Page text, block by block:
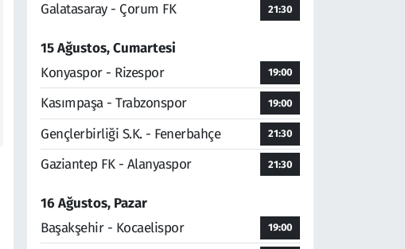
Galatasaray - Çorum FK
21:30
15 Ağustos, Cumartesi
Konyaspor - Rizespor
19:00
Kasımpaşa - Trabzonspor 19:00
Gençlerbirliği S.K. - Fenerbahçe 21:30
Gaziantep FK - Alanyaspor 21:30
16 Ağustos, Pazar
Başakşehir - Kocaelispor
19:00